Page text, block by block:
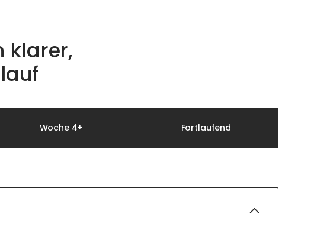
klarer,
Woche 4+ Fortlaufend